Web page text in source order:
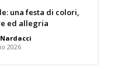
una festa di colori,
ed allegria
2026